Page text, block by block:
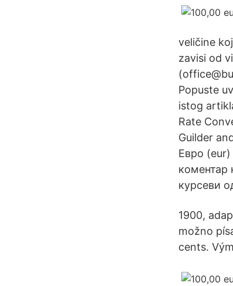
veličine
zavisi od
Popuste
istog
Rate
Guilder
Евро (eur)
коментар
курсеви
1900,
možno
cents.